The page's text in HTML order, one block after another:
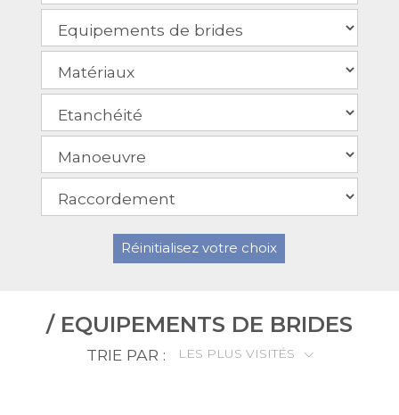
Réinitialisez votre choix
/ EQUIPEMENTS DE BRIDES
TRIE PAR : LES PLUS VISITÉS